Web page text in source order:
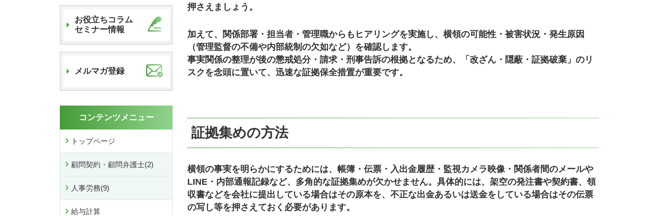
押さえましょう。
加えて、関係部署・担当者・管理職からもヒアリングを実施し、横領の可能性・被害状況・発生原因
（管理監督の不備や内部統制の欠如など）を確認します。
事実関係の整理が後の懲戒処分・請求・刑事告訴の根拠となるため、「改ざん・隠蔽・証拠破棄」のリ
スクを念頭に置いて、迅速な証拠保全措置が重要です。
証拠集めの方法
横領の事実を明らかにするためには、 帳簿・伝票・入出金履歴・監視カメラ映像・関係者間のメールや
LINE ・内部通報記録など、多角的な証拠集めが欠かせません。具体的には、架空の発注書や契約書、領
収書などを会社に提出している場合はその原本を、不正な出金あるいは送金をしている場合はその伝票
の写し等を押さえておく必要があります。
お役立ちコラム
セミナー情報
メルマガ登録
コンテンツメニュー
トップページ
顧問契約・顧問弁護士(2)
人事労務(9)
給与計算